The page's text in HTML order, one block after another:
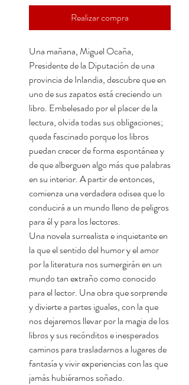
Realizar compra
Una mañana, Miguel Ocaña,
Presidente de la Diputación de una
provincia de Inlandia, descubre que en
uno de sus zapatos está creciendo un
libro. Embelesado por el placer de la
lectura, olvida todas sus obligaciones;
queda fascinado porque los libros
puedan crecer de forma espontánea y
de que alberguen algo más que palabras
en su interior. A partir de entonces,
comienza una verdadera odisea que lo
conducirá a un mundo lleno de peligros
para él y para los lectores.
Una novela surrealista e inquietante en
la que el sentido del humor y el amor
por la literatura nos sumergirán en un
mundo tan extraño como conocido
para el lector. Una obra que sorprende
y divierte a partes iguales, con la que
nos dejaremos llevar por la magia de los
libros y sus recónditos e inesperados
caminos para trasladarnos a lugares de
fantasía y vivir experiencias con las que
jamás hubiéramos soñado.